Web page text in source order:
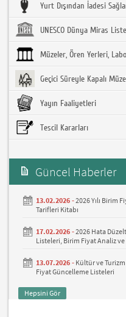
Yurt Dışından İadesi
UNESCO Dünya Miras
Müzeler, Ören Yerleri,
Geçici Süreyle Kapalı
Yayın Faaliyetleri
Tescil Kararları
Güncel Haberler
13.02.2026 -2026 Yılı Birim
Tarifleri Kitabı
17.02.2026 -2026 Hata
Listeleri, Birim Fiyat Analiz ve
13.07.2026 - Kültür ve Turizm
Fiyat Güncelleme Listeleri
Hepsini Gör